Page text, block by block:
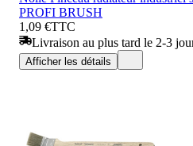
PROFI BRUSH
1,09 €TTC
Livraison au plus tard le 2-3
Afficher les détails